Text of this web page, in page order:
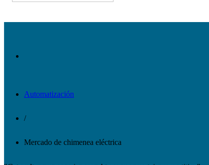
Automatización
/
Mercado de chimenea eléctrica